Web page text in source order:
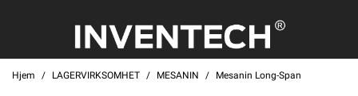
Hjem LAGERVIRKSOMHET MESANIN Mesanin Long-Span